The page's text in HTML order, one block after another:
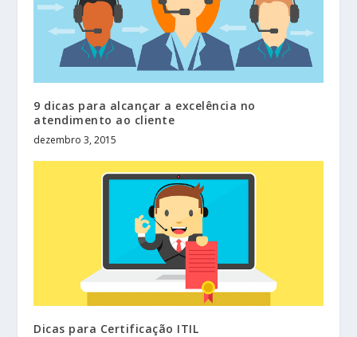
9 dicas para alcançar a excelência no
atendimento ao cliente
dezembro 3, 2015
Dicas para Certificação ITIL